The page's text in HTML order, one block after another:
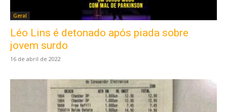
Geral
Léo Lins é detonado após piada sobre
jovem surdo
16 de abril de 2022